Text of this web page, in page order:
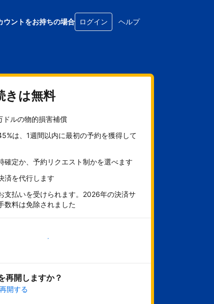
ウントをお持ちの場合 ログイン ヘルプ
きは無料
ドルの物的損害補償
は、1週間以内に最初の予約を獲得して
確定か、予約リクエスト制かを選べます
済を代行します
支払いを受けられます。2026年の決済サ
数料は免除されました
今すぐ始める
再開しますか？
開する